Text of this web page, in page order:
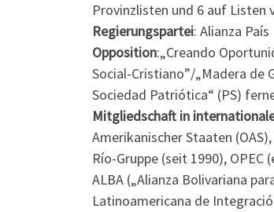
Provinzlisten und 6 auf Listen
Regierungspartei: Alianza País
Opposition:„Creando
Social-Cristiano”/„Madera de
Sociedad Patriótica“ (PS)
Mitgliedschaft in
Amerikanischer Staaten
Río-Gruppe (seit 1990),
ALBA („Alianza Bolivariana
Latinoamericana de